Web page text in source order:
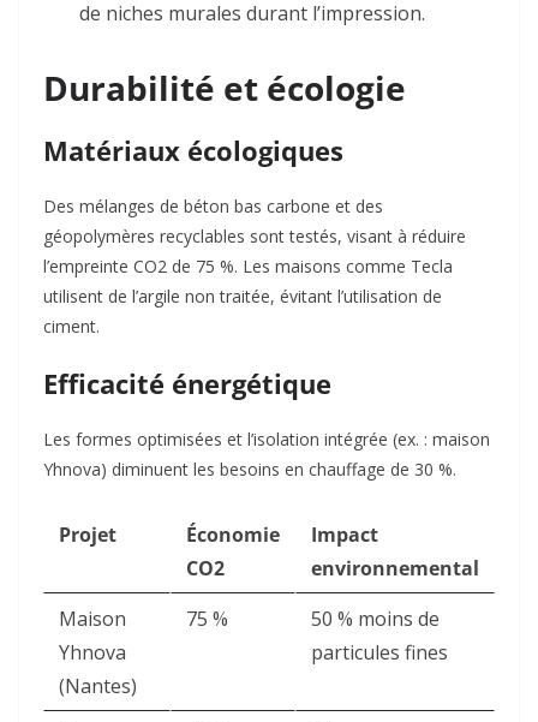
de niches murales durant l’impression.
Durabilité et écologie
Matériaux écologiques
Des mélanges de béton bas carbone et des
géopolymères recyclables sont testés, visant à réduire
l’empreinte CO2 de 75 %. Les maisons comme Tecla
utilisent de l’argile non traitée, évitant l’utilisation de
ciment.
Efficacité énergétique
Les formes optimisées et l’isolation intégrée (ex. : maison
Yhnova) diminuent les besoins en chauffage de 30 %.
Projet
Économie
CO2
Impact
environnemental
Maison
Yhnova
(Nantes)
75 %
50 % moins de
particules fines